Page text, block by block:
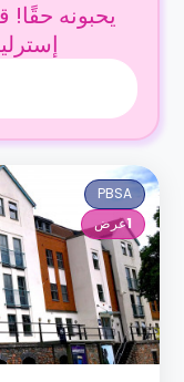
PBSA
1عرض